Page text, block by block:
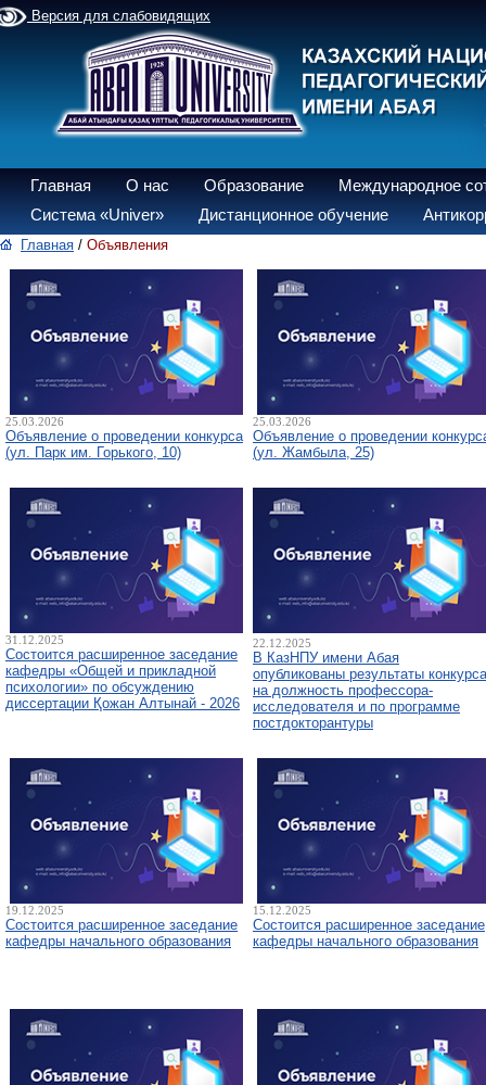
Версия для слабовидящих
Главная О нас Образование
Международное
Система «Univer»
Дистанционное обучение
Главная / Объявления
25.03.2026
Объявление о проведении конкурса
(ул. Парк им. Горького, 10)
25.03.2026
Объявление о проведении
(ул. Жамбыла, 25)
31.12.2025
Состоится расширенное заседание
кафедры «Общей и прикладной
психологии» по обсуждению
диссертации Қожан Алтынай - 2026
22.12.2025
В КазНПУ имени Абая
опубликованы результаты конкурса
на должность профессора-
исследователя и по программе
постдокторантуры
19.12.2025
Состоится расширенное заседание
кафедры начального образования
15.12.2025
Состоится расширенное заседание
кафедры начального образования